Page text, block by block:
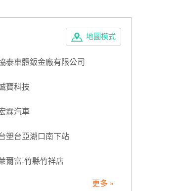
地圖模式
泰車體鈑金廠有限公司
寶科技
霖汽車
塑台亞湖口南下站
爾富-竹縣竹祥店
更多 »